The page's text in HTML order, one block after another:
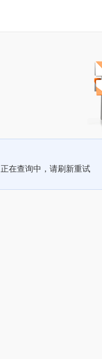
正在查询中，请刷新重试